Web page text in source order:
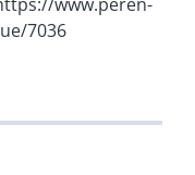
7036